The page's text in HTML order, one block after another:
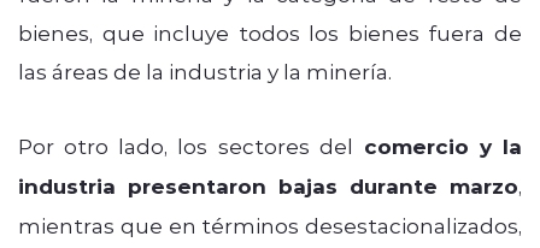
bienes, que incluye todos los bienes fuera de
las áreas de la industria y la minería.
Por otro lado, los sectores del comercio y la
industria presentaron bajas durante marzo,
mientras que en términos desestacionalizados,